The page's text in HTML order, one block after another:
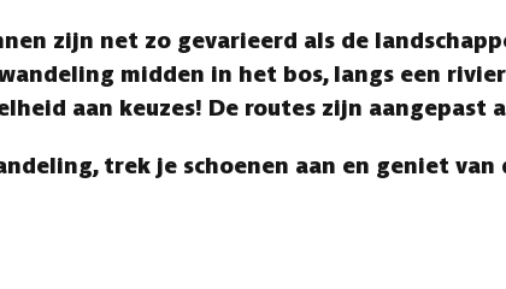
zijn net zo gevarieerd als de
midden in het bos, langs een
aan keuzes! De routes zijn aangepast
trek je schoenen aan en geniet van